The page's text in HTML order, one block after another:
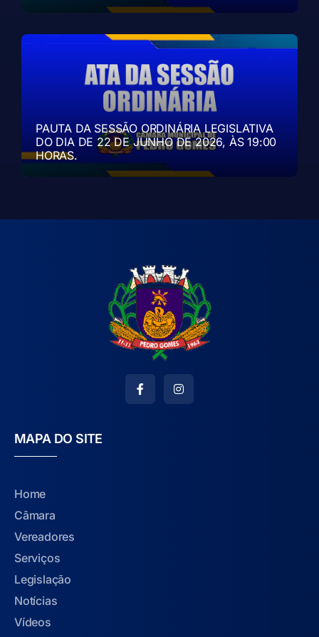
PAUTA DA SESSÃO ORDINÁRIA LEGISLATIVA
DO DIA DE 22 DE JUNHO DE 2026, ÀS 19:00
HORAS.
MAPA DO SITE
Home
Câmara
Vereadores
Serviços
Legislação
Notícias
Vídeos